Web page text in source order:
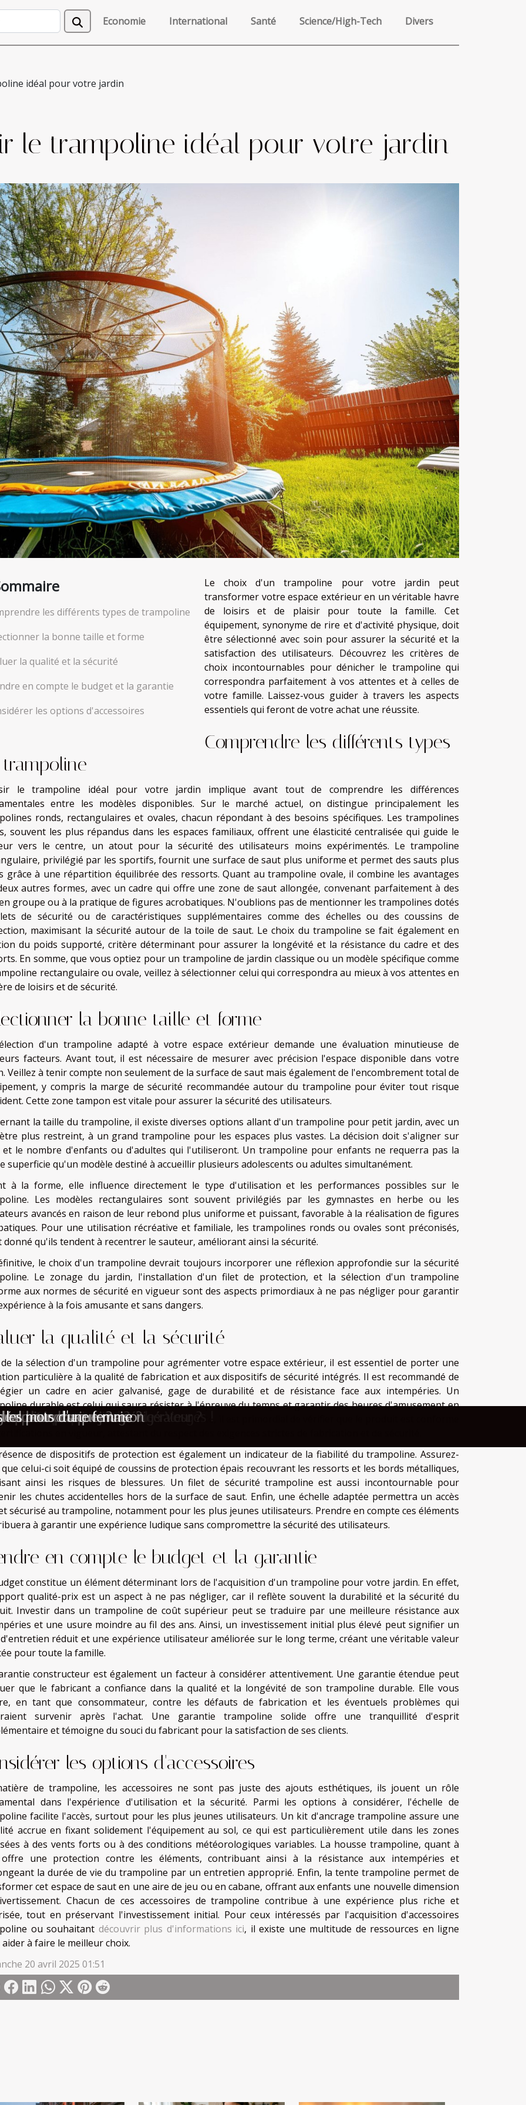
Economie International Santé Science/High-Tech Divers
idéal pour votre jardin
le trampoline idéal pour votre jardin
les différents types de trampoline
la bonne taille et forme
la qualité et la sécurité
en compte le budget et la garantie
les options d'accessoires
Le choix d'un trampoline pour votre jardin peut
transformer votre espace extérieur en un véritable havre
de loisirs et de plaisir pour toute la famille. Cet
équipement, synonyme de rire et d'activité physique, doit
être sélectionné avec soin pour assurer la sécurité et la
satisfaction des utilisateurs. Découvrez les critères de
choix incontournables pour dénicher le trampoline qui
correspondra parfaitement à vos attentes et à celles de
votre famille. Laissez-vous guider à travers les aspects
essentiels qui feront de votre achat une réussite.
Comprendre les différents types
le trampoline idéal pour votre jardin implique avant tout de comprendre les différences
entre les modèles disponibles. Sur le marché actuel, on distingue principalement les
ronds, rectangulaires et ovales, chacun répondant à des besoins spécifiques. Les trampolines
souvent les plus répandus dans les espaces familiaux, offrent une élasticité centralisée qui guide le
vers le centre, un atout pour la sécurité des utilisateurs moins expérimentés. Le trampoline
privilégié par les sportifs, fournit une surface de saut plus uniforme et permet des sauts plus
grâce à une répartition équilibrée des ressorts. Quant au trampoline ovale, il combine les avantages
autres formes, avec un cadre qui offre une zone de saut allongée, convenant parfaitement à des
groupe ou à la pratique de figures acrobatiques. N'oublions pas de mentionner les trampolines dotés
de sécurité ou de caractéristiques supplémentaires comme des échelles ou des coussins de
maximisant la sécurité autour de la toile de saut. Le choix du trampoline se fait également en
du poids supporté, critère déterminant pour assurer la longévité et la résistance du cadre et des
En somme, que vous optiez pour un trampoline de jardin classique ou un modèle spécifique comme
rectangulaire ou ovale, veillez à sélectionner celui qui correspondra au mieux à vos attentes en
de loisirs et de sécurité.
la bonne taille et forme
d'un trampoline adapté à votre espace extérieur demande une évaluation minutieuse de
facteurs. Avant tout, il est nécessaire de mesurer avec précision l'espace disponible dans votre
Veillez à tenir compte non seulement de la surface de saut mais également de l'encombrement total de
y compris la marge de sécurité recommandée autour du trampoline pour éviter tout risque
Cette zone tampon est vitale pour assurer la sécurité des utilisateurs.
la taille du trampoline, il existe diverses options allant d'un trampoline pour petit jardin, avec un
plus restreint, à un grand trampoline pour les espaces plus vastes. La décision doit s'aligner sur
et le nombre d'enfants ou d'adultes qui l'utiliseront. Un trampoline pour enfants ne requerra pas la
superficie qu'un modèle destiné à accueillir plusieurs adolescents ou adultes simultanément.
à la forme, elle influence directement le type d'utilisation et les performances possibles sur le
Les modèles rectangulaires sont souvent privilégiés par les gymnastes en herbe ou les
avancés en raison de leur rebond plus uniforme et puissant, favorable à la réalisation de figures
Pour une utilisation récréative et familiale, les trampolines ronds ou ovales sont préconisés,
donné qu'ils tendent à recentrer le sauteur, améliorant ainsi la sécurité.
le choix d'un trampoline devrait toujours incorporer une réflexion approfondie sur la sécurité
Le zonage du jardin, l'installation d'un filet de protection, et la sélection d'un trampoline
aux normes de sécurité en vigueur sont des aspects primordiaux à ne pas négliger pour garantir
à la fois amusante et sans dangers.
la qualité et la sécurité
la sélection d'un trampoline pour agrémenter votre espace extérieur, il est essentiel de porter une
particulière à la qualité de fabrication et aux dispositifs de sécurité intégrés. Il est recommandé de
un cadre en acier galvanisé, gage de durabilité et de résistance face aux intempéries. Un
durable est celui qui saura résister à l'épreuve du temps et garantir des heures d'amusement en
sécurité. Pour ce qui est des normes de sécurité, il est primordial de vérifier que le produit est conforme
de dispositifs de protection est également un indicateur de la fiabilité du trampoline. Assurez-
celui-ci soit équipé de coussins de protection épais recouvrant les ressorts et les bords métalliques,
ainsi les risques de blessures. Un filet de sécurité trampoline est aussi incontournable pour
les chutes accidentelles hors de la surface de saut. Enfin, une échelle adaptée permettra un accès
sécurisé au trampoline, notamment pour les plus jeunes utilisateurs. Prendre en compte ces éléments
à garantir une expérience ludique sans compromettre la sécurité des utilisateurs.
en compte le budget et la garantie
constitue un élément déterminant lors de l'acquisition d'un trampoline pour votre jardin. En effet,
qualité-prix est un aspect à ne pas négliger, car il reflète souvent la durabilité et la sécurité du
Investir dans un trampoline de coût supérieur peut se traduire par une meilleure résistance aux
et une usure moindre au fil des ans. Ainsi, un investissement initial plus élevé peut signifier un
réduit et une expérience utilisateur améliorée sur le long terme, créant une véritable valeur
pour toute la famille.
constructeur est également un facteur à considérer attentivement. Une garantie étendue peut
que le fabricant a confiance dans la qualité et la longévité de son trampoline durable. Elle vous
en tant que consommateur, contre les défauts de fabrication et les éventuels problèmes qui
survenir après l'achat. Une garantie trampoline solide offre une tranquillité d'esprit
et témoigne du souci du fabricant pour la satisfaction de ses clients.
les options d'accessoires
de trampoline, les accessoires ne sont pas juste des ajouts esthétiques, ils jouent un rôle
dans l'expérience d'utilisation et la sécurité. Parmi les options à considérer, l'échelle de
facilite l'accès, surtout pour les plus jeunes utilisateurs. Un kit d'ancrage trampoline assure une
accrue en fixant solidement l'équipement au sol, ce qui est particulièrement utile dans les zones
à des vents forts ou à des conditions météorologiques variables. La housse trampoline, quant à
une protection contre les éléments, contribuant ainsi à la résistance aux intempéries et
la durée de vie du trampoline par un entretien approprié. Enfin, la tente trampoline permet de
cet espace de saut en une aire de jeu ou en cabane, offrant aux enfants une nouvelle dimension
Chacun de ces accessoires de trampoline contribue à une expérience plus riche et
tout en préservant l'investissement initial. Pour ceux intéressés par l'acquisition d'accessoires
ou souhaitant découvrir plus d'informations ici, il existe une multitude de ressources en ligne
à faire le meilleur choix.
20 avril 2025 01:51
les nouveaux propriétaires
à voir ce mois-ci ?
clés pour enfants
d’un spa privatif dans les Vosges !
ou remplacer votre réfrigérateur ?
qualité chaque jour ?
pour chaque usage ?
occasions ?
pour chaque maison
les mots d'une femme